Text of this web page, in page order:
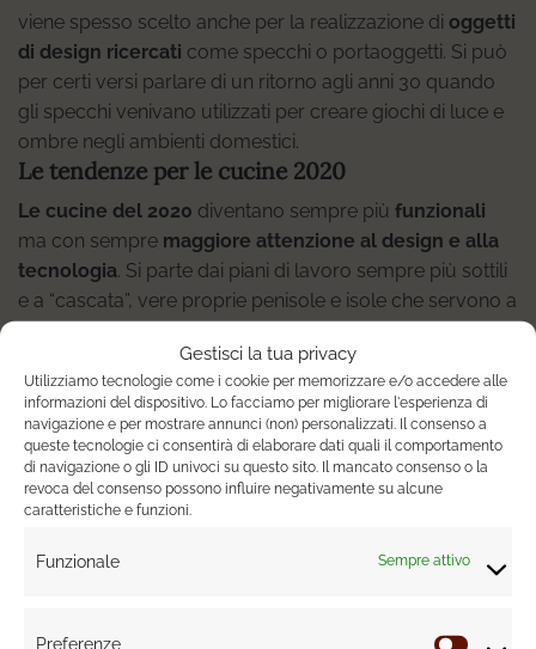
Gestisci la tua privacy
Utilizziamo tecnologie come i cookie per memorizzare e/o accedere alle
informazioni del dispositivo. Lo facciamo per migliorare l'esperienza di
navigazione e per mostrare annunci (non) personalizzati. Il consenso a
queste tecnologie ci consentirà di elaborare dati quali il comportamento
di navigazione o gli ID univoci su questo sito. Il mancato consenso o la
revoca del consenso possono influire negativamente su alcune
caratteristiche e funzioni.
Funzionale Sempre attivo
Preferenze
viene spesso scelto anche per la realizzazione di oggetti
di design ricercati come specchi o portaoggetti. Si può
per certi versi parlare di un ritorno agli anni 30 quando
gli specchi venivano utilizzati per creare giochi di luce e
ombre negli ambienti domestici.
Le tendenze per le cucine 2020
Le cucine del 2020 diventano sempre più funzionali
ma con sempre maggiore attenzione al design e alla
tecnologia. Si parte dai piani di lavoro sempre più sottili
e a “cascata”, vere proprie penisole e isole che servono a
top in effetto marmo o quarzo, ma il vero trend quando
si parla di cucina è quello dell’isola monolitica, ovvero
senza tagli, con un’area lavoro che emerge come un
pezzo unico al centro della stanza. Tra i materiali top
2020 per la cucina ci sono il cemento e i metalli mentre
la trasparenza è l’idea vincente del momento, si pensi ad
I trend per i bagni del 2020
caratterizzati da minimalismo e total white, ora invece il